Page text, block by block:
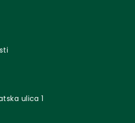
ulica 1